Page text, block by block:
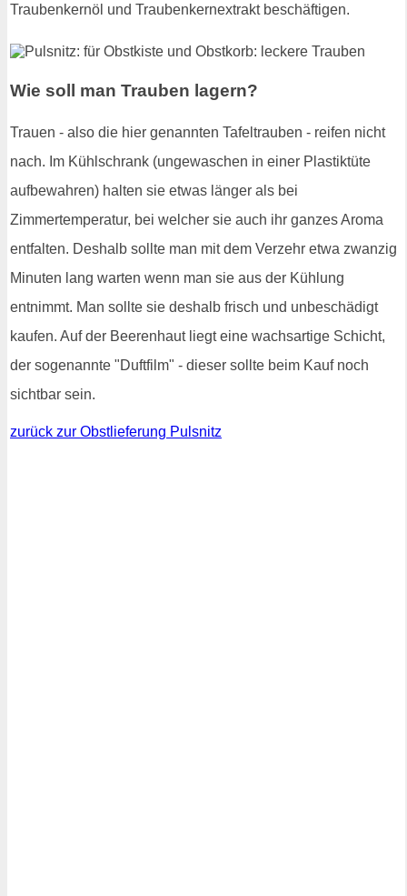
Traubenkernöl und Traubenkernextrakt beschäftigen.
Wie soll man Trauben lagern?
Trauen - also die hier genannten Tafeltrauben - reifen nicht
nach. Im Kühlschrank (ungewaschen in einer Plastiktüte
aufbewahren) halten sie etwas länger als bei
Zimmertemperatur, bei welcher sie auch ihr ganzes Aroma
entfalten. Deshalb sollte man mit dem Verzehr etwa zwanzig
Minuten lang warten wenn man sie aus der Kühlung
entnimmt. Man sollte sie deshalb frisch und unbeschädigt
kaufen. Auf der Beerenhaut liegt eine wachsartige Schicht,
der sogenannte "Duftfilm" - dieser sollte beim Kauf noch
sichtbar sein.
zurück zur Obstlieferung Pulsnitz